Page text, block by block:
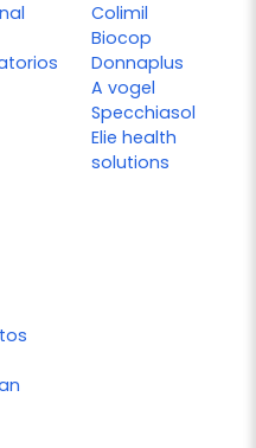
Colimil
Biocop
Donnaplus
A vogel
Specchiasol
Elie health
solutions